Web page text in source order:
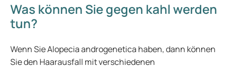
Was können Sie gegen kahl werden
tun?
Wenn Sie Alopecia androgenetica haben, dann können
Sie den Haarausfall mit verschiedenen